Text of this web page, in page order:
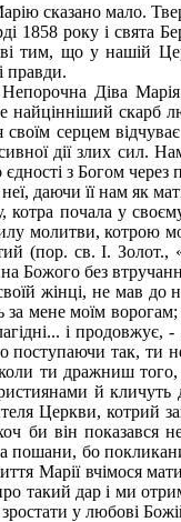
сказано мало.
1858 року і свята
тим, що у нашій
правди.
Діва
скарб
своїм серцем
дії злих сил.
з Богом
даючи її нам як
котра почала у
молитви, котрою
(пор. св. І.
Божого без
жінці, не мав
мене моїм
і
поступаючи так, ти
ти дражниш
й кличуть
Церкви, котрий
би він показався
пошани, бо
Марії вчімося
такий дар і ми
у любові